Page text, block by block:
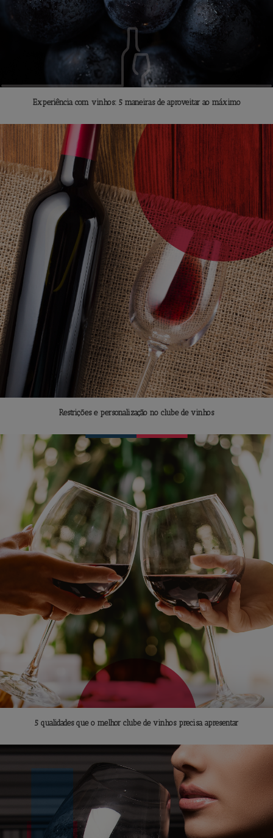
Experiência com vinhos: 5 maneiras de aproveitar ao máximo
Restrições e personalização no clube de vinhos
5 qualidades que o melhor clube de vinhos precisa apresentar